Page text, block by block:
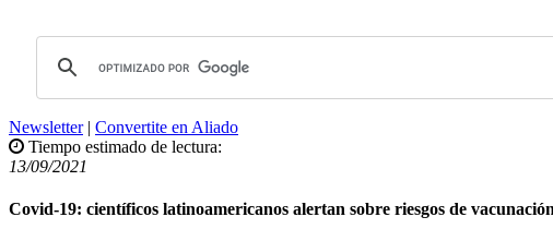
Newsletter| Convertite en Aliado
Tiempo estimado de lectura:
13/09/2021
Covid-19: científicos latinoamericanos alertan sobre riesgos de